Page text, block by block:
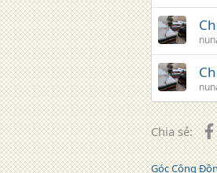
Chia sẻ:
Góc Cộng